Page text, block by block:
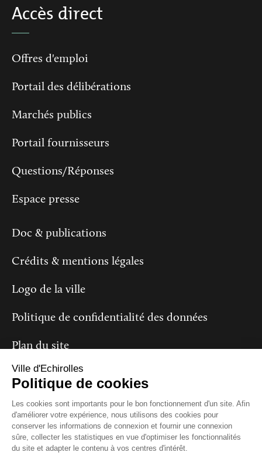
Accès direct
Offres d'emploi
Portail des délibérations
Marchés publics
Portail fournisseurs
Questions/Réponses
Espace presse
Doc & publications
Crédits & mentions légales
Logo de la ville
Politique de confidentialité des données
Plan du site
Suivez-nous
Ville d'Echirolles
Politique de cookies
Les cookies sont importants pour le bon fonctionnement d'un site. Afin
d'améliorer votre expérience, nous utilisons des cookies pour
conserver les informations de connexion et fournir une connexion
sûre, collecter les statistiques en vue d'optimiser les fonctionnalités
du site et adapter le contenu à vos centres d'intérêt.